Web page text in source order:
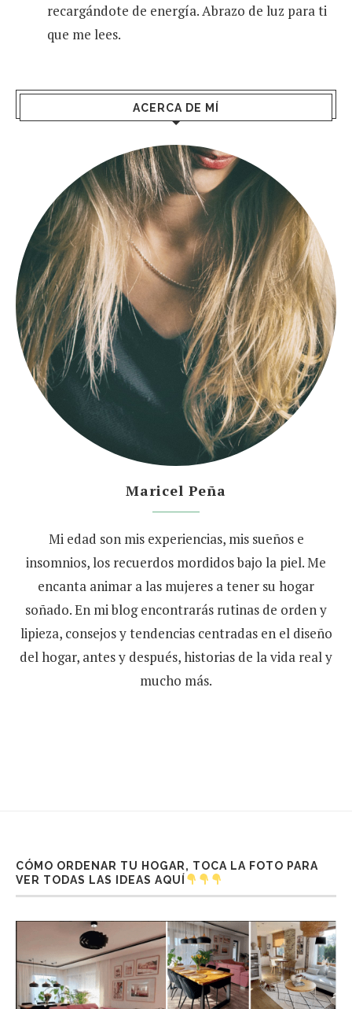
recargándote de energía. Abrazo de luz para ti
que me lees.
ACERCA DE MÍ
Maricel Peña
Mi edad son mis experiencias, mis sueños e
insomnios, los recuerdos mordidos bajo la piel. Me
encanta animar a las mujeres a tener su hogar
soñado. En mi blog encontrarás rutinas de orden y
lipieza, consejos y tendencias centradas en el diseño
del hogar, antes y después, historias de la vida real y
mucho más.
CÓMO ORDENAR TU HOGAR, TOCA LA FOTO PARA
VER TODAS LAS IDEAS AQUÍ